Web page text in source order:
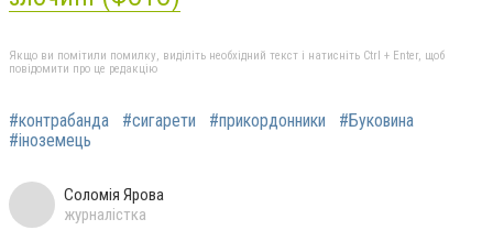
Якщо ви помітили помилку, виділіть необхідний текст і натисніть Ctrl + Enter, щоб
повідомити про це редакцію
#контрабанда #сигарети #прикордонники
#Буковина
#іноземець
Соломія Ярова
журналістка